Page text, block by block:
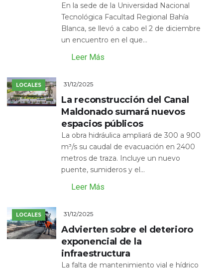
En la sede de la Universidad Nacional
Tecnológica Facultad Regional Bahía
Blanca, se llevó a cabo el 2 de diciembre
un encuentro en el que...
Leer Más
LOCALES 31/12/2025
La reconstrucción del Canal
Maldonado sumará nuevos
espacios públicos
La obra hidráulica ampliará de 300 a 900
m³/s su caudal de evacuación en 2400
metros de traza. Incluye un nuevo
puente, sumideros y el...
Leer Más
LOCALES 31/12/2025
Advierten sobre el deterioro
exponencial de la
infraestructura
La falta de mantenimiento vial e hídrico